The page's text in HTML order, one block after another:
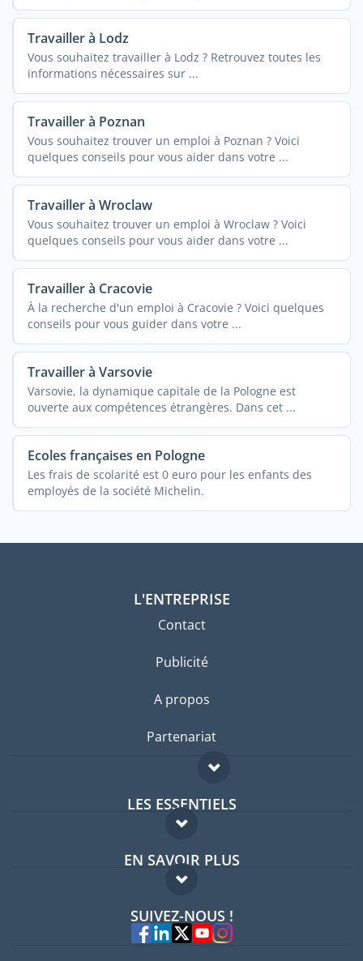
Travailler à Lodz
Vous souhaitez travailler à Lodz ? Retrouvez toutes les
informations nécessaires sur ...
Travailler à Poznan
Vous souhaitez trouver un emploi à Poznan ? Voici
quelques conseils pour vous aider dans votre ...
Travailler à Wroclaw
Vous souhaitez trouver un emploi à Wroclaw ? Voici
quelques conseils pour vous aider dans votre ...
Travailler à Cracovie
À la recherche d'un emploi à Cracovie ? Voici quelques
conseils pour vous guider dans votre ...
Travailler à Varsovie
Varsovie, la dynamique capitale de la Pologne est
ouverte aux compétences étrangères. Dans cet ...
Ecoles françaises en Pologne
Les frais de scolarité est 0 euro pour les enfants des
employés de la société Michelin.
L'ENTREPRISE
Contact
Publicité
A propos
Partenariat
LES ESSENTIELS
Forum expatriés
Guides pays
EN SAVOIR PLUS
FAQ
Experts
SUIVEZ-NOUS !